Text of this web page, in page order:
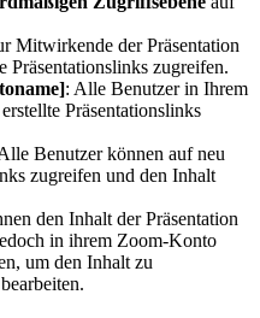
Mitwirkende der Präsentation
Präsentationslinks zugreifen.
: Alle Benutzer in Ihrem
Präsentationslinks
Benutzer können auf neu
zugreifen und den Inhalt
den Inhalt der Präsentation
in ihrem Zoom-Konto
um den Inhalt zu